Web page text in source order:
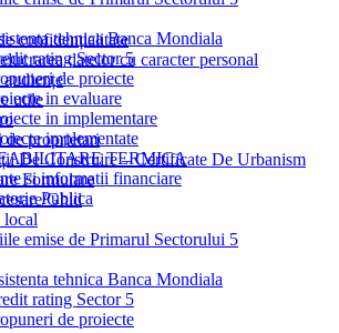
tehnica Banca Mondiala
rating Sector 5
de proiecte
in evaluare
in implementare
implementate
TERMICA
si informatii financiare
Publica
confidențialitate
datelor cu caracter personal
utile
de proprietari
De Construire – Certificate De Urbanism
Formulare
Ghid
emise de Primarul Sectorului 5
tehnica Banca Mondiala
rating Sector 5
de proiecte